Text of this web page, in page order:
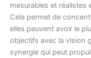
mesurables et réalistes
Cela permet de
elles peuvent avoir le
objectifs avec la vision
synergie qui peut